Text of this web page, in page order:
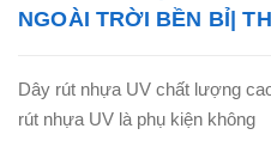
NGOÀI TRỜI BỀN BỈ|
Dây rút nhựa UV chất lượng
rút nhựa UV là phụ kiện không